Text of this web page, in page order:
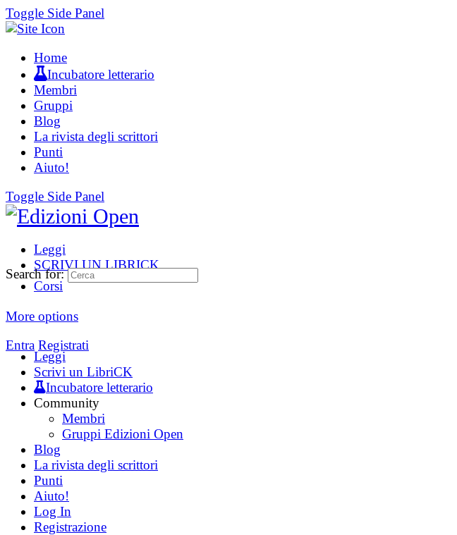
Toggle Side Panel
Home
Incubatore letterario
Membri
Gruppi
Blog
La rivista degli scrittori
Punti
Aiuto!
Toggle Side Panel
Leggi
SCRIVI UN LIBRICK
Corsi
More options
Entra Registrati
Search for:
Leggi
Scrivi un LibriCK
Incubatore letterario
Community
Membri
Gruppi Edizioni Open
Blog
La rivista degli scrittori
Punti
Aiuto!
Log In
Registrazione